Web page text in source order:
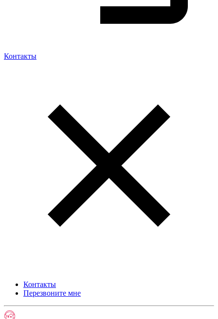
Контакты
Контакты
Перезвоните мне